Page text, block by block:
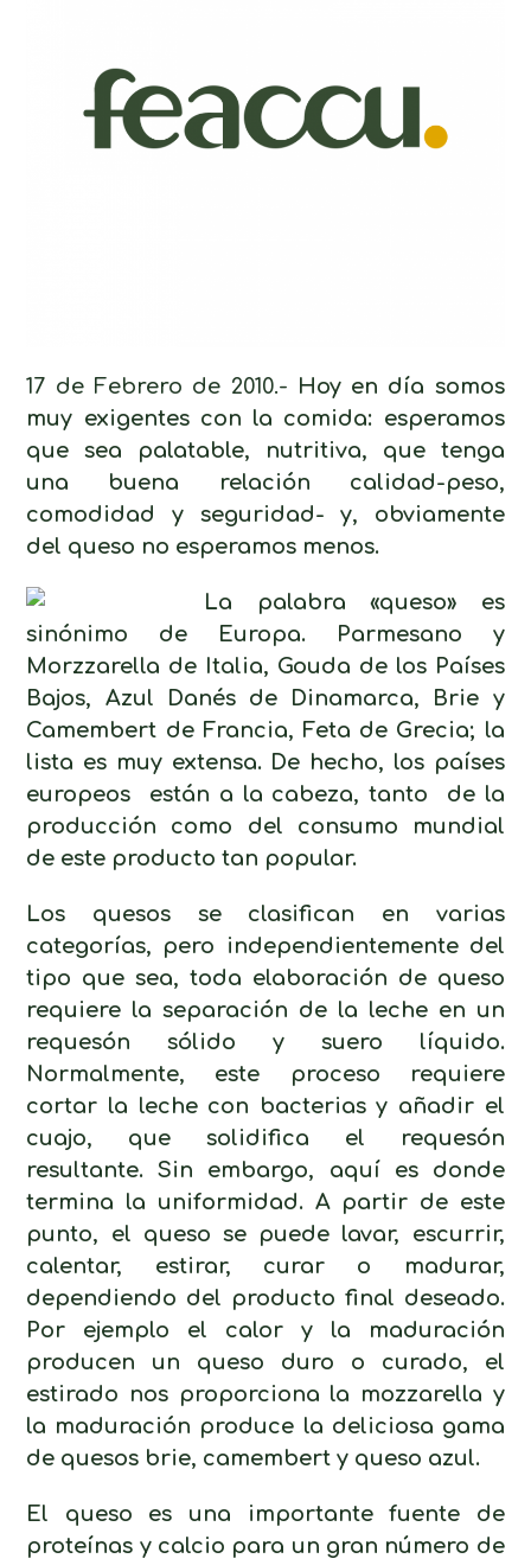
17 de Febrero de 2010.- Hoy en día somos
muy exigentes con la comida: esperamos
que sea palatable, nutritiva, que tenga
una buena relación calidad-peso,
comodidad y seguridad- y, obviamente
del queso no esperamos menos.
La palabra «queso» es
sinónimo de Europa. Parmesano y
Morzzarella de Italia, Gouda de los Países
Bajos, Azul Danés de Dinamarca, Brie y
Camembert de Francia, Feta de Grecia; la
lista es muy extensa. De hecho, los países
europeos están a la cabeza, tanto de la
producción como del consumo mundial
de este producto tan popular.
Los quesos se clasifican en varias
categorías, pero independientemente del
tipo que sea, toda elaboración de queso
requiere la separación de la leche en un
requesón sólido y suero líquido.
Normalmente, este proceso requiere
cortar la leche con bacterias y añadir el
cuajo, que solidifica el requesón
resultante. Sin embargo, aquí es donde
termina la uniformidad. A partir de este
punto, el queso se puede lavar, escurrir,
calentar, estirar, curar o madurar,
dependiendo del producto final deseado.
Por ejemplo el calor y la maduración
producen un queso duro o curado, el
estirado nos proporciona la mozzarella y
la maduración produce la deliciosa gama
de quesos brie, camembert y queso azul.
El queso es una importante fuente de
proteínas y calcio para un gran número de